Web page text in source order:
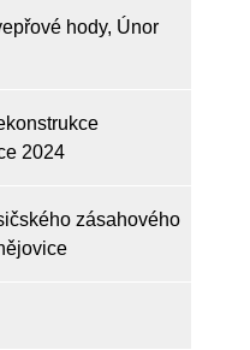
hody, Únor
2024
zásahového